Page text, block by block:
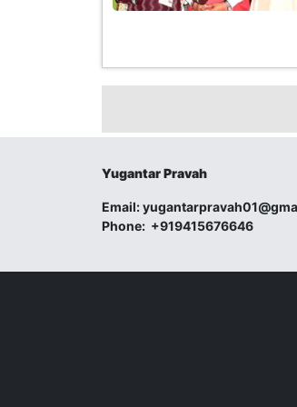
Yugantar Pravah
Email:
Phone: +919415676646